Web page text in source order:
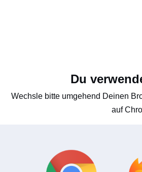
Du
Wechsle bitte umgehend Deinen
auf